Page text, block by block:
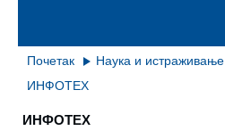
Почетак Наука и истраживање
ИНФОТЕХ
ИНФОТЕХ